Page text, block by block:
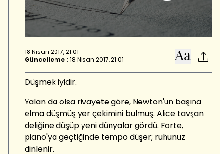
18 Nisan 2017, 21:01
Güncelleme : 18 Nisan 2017, 21:01
Düşmek iyidir.
Yalan da olsa rivayete göre, Newton'un başına
elma düşmüş yer çekimini bulmuş. Alice tavşan
deliğine düşüp yeni dünyalar gördü. Forte,
piano'ya geçtiğinde tempo düşer; ruhunuz
dinlenir.